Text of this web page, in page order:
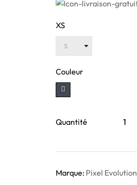
XS
Couleur
Quantité
Marque: Pixel Evolution